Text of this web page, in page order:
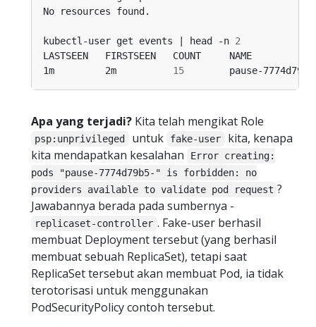
kubectl-user get events | head -n 2
1m         2m 15
pause-
Apa yang terjadi? Kita telah mengikat Role
psp:unprivileged untuk fake-user
kita, kenapa
kita mendapatkan kesalahan
Error creating:
pods "pause-7774d79b5-" is forbidden: no
providers available to validate pod request ?
Jawabannya berada pada sumbernya -
replicaset-controller . Fake-user berhasil
membuat Deployment tersebut (yang berhasil
membuat sebuah ReplicaSet), tetapi saat
ReplicaSet tersebut akan membuat Pod, ia tidak
terotorisasi untuk menggunakan
PodSecurityPolicy contoh tersebut.